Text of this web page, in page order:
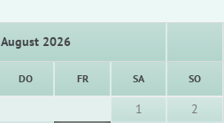
August 2026
DONNERSTAGFREITAG SAMSTAG SO
1 2